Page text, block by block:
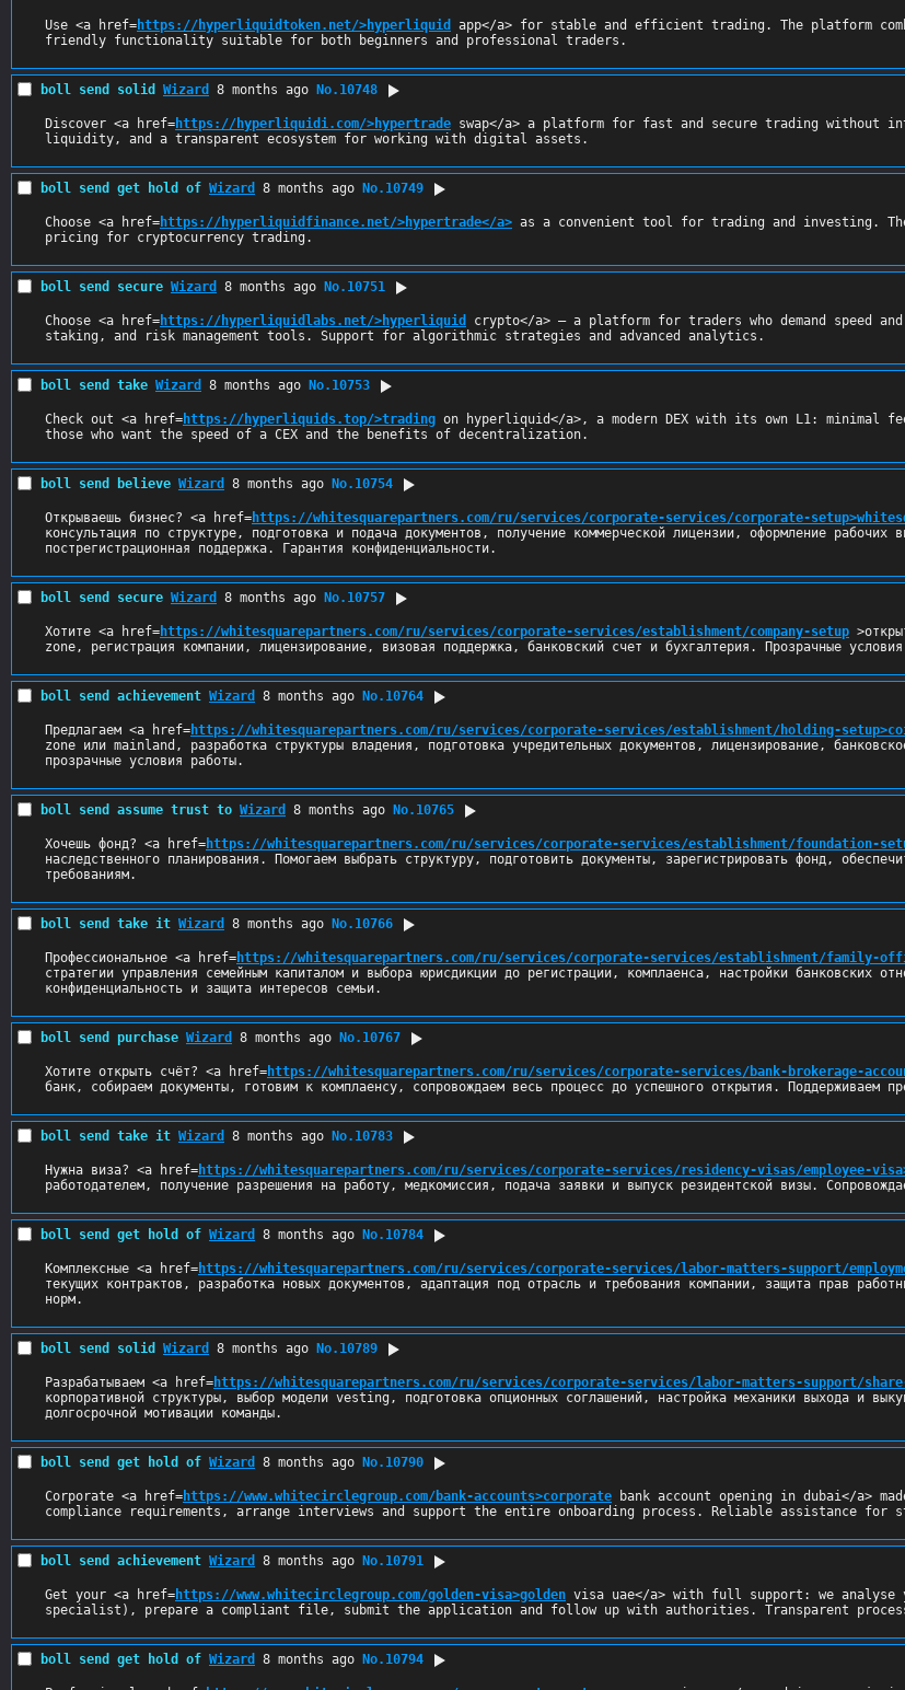
Use <a href=https://hyperliquidtoken.net/>hyperliquid
app</a> for stable and efficient trading. The platform
friendly functionality suitable for both beginners and professional traders.
boll send solid Wizard 8 months ago No. 10748
Discover <a href=https://hyperliquidi.com/>hypertrade swap</a> a platform for fast and secure trading without
liquidity, and a transparent ecosystem for working with digital assets.
boll send get hold of Wizard 8 months ago No. 10749
Choose <a href=https://hyperliquidfinance.net/>hypertrade</a> as a convenient tool for trading and investing.
pricing for cryptocurrency trading.
boll send secure Wizard 8 months ago No. 10751
Choose <a href=https://hyperliquidlabs.net/>hyperliquid
crypto</a> — a platform for traders who demand speed
staking, and risk management tools. Support for algorithmic strategies and advanced analytics.
boll send take Wizard 8 months ago No. 10753
Check out <a href=https://hyperliquids.top/>trading on hyperliquid</a>, a modern DEX with its own L1:
those who want the speed of a CEX and the benefits of decentralization.
boll send believe Wizard 8 months ago No. 10754
Открываешь бизнес? <a href=https://whitesquarepartners.com/ru/services/corporate-services/corporate-
консультация по структуре, подготовка и подача документов, получение коммерческой лицензии, оформление
пострегистрационная поддержка. Гарантия конфиденциальности.
boll send secure Wizard 8 months ago No. 10757
Хотите <a href=https://whitesquarepartners.com/ru/services/corporate-services/establishment/company-setup
zone, регистрация компании, лицензирование, визовая поддержка, банковский счет и бухгалтерия. Прозрачные
boll send achievement Wizard 8 months ago No. 10764
Предлагаем <a href=https://whitesquarepartners.com/ru/services/corporate-services/establishment/holding-
zone или mainland, разработка структуры владения, подготовка учредительных документов, лицензирование,
прозрачные условия работы.
boll send assume trust to Wizard 8 months ago No. 10765
Хочешь фонд? <a href=https://whitesquarepartners.com/ru/services/corporate-services/establishment/foundation-
наследственного планирования. Помогаем выбрать структуру, подготовить документы, зарегистрировать фонд,
требованиям.
boll send take it Wizard 8 months ago No. 10766
Профессиональное <a href=https://whitesquarepartners.com/ru/services/corporate-services/establishment/family-
стратегии управления семейным капиталом и выбора юрисдикции до регистрации, комплаенса, настройки банковских
конфиденциальность и защита интересов семьи.
boll send purchase Wizard 8 months ago No. 10767
Хотите открыть счёт? <a href=https://whitesquarepartners.com/ru/services/corporate-services/bank-brokerage-
банк, собираем документы, готовим к комплаенсу, сопровождаем весь процесс до успешного открытия. Поддерживаем
boll send take it Wizard 8 months ago No. 10783
Нужна виза? <a href=https://whitesquarepartners.com/ru/services/corporate-services/residency-visas/employee-
работодателем, получение разрешения на работу, медкомиссия, подача заявки и выпуск резидентской визы.
boll send get hold of Wizard 8 months ago No. 10784
Комплексные <a href=https://whitesquarepartners.com/ru/services/corporate-services/labor-matters-support/
текущих контрактов, разработка новых документов, адаптация под отрасль и требования компании, защита прав
норм.
boll send solid Wizard 8 months ago No. 10789
Разрабатываем <a href=https://whitesquarepartners.com/ru/services/corporate-services/labor-matters-support/share-
корпоративной структуры, выбор модели vesting, подготовка опционных соглашений, настройка механики выхода и
долгосрочной мотивации команды.
boll send get hold of Wizard 8 months ago No. 10790
Corporate <a href=https://www.whitecirclegroup.com/bank-accounts>corporate bank account opening in dubai</a>
compliance requirements, arrange interviews and support the entire onboarding process. Reliable assistance for
boll send achievement Wizard 8 months ago No. 10791
Get your <a href=https://www.whitecirclegroup.com/golden-visa>golden visa uae</a> with full support: we
specialist), prepare a compliant file, submit the application and follow up with authorities. Transparent
boll send get hold of Wizard 8 months ago No. 10794